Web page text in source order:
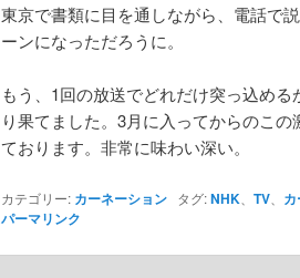
東京で書類に目を通しながら、電話で
ーンになっただろうに。
もう、1回の放送でどれだけ突っ込め
り果てました。3月に入ってからのこ
ております。非常に味わい深い。
カテゴリー: カーネーションタグ:NHK TV、
パーマリンク